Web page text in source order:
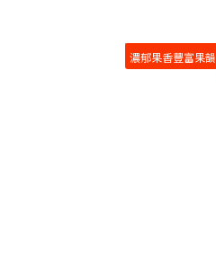
濃郁果香豐富果韻